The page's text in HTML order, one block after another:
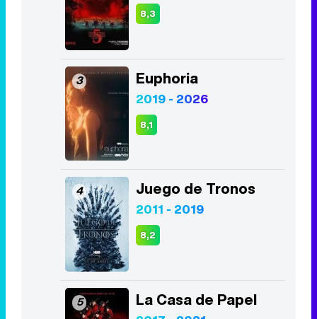
8,3
3 Euphoria
2019 - 2026
8,1
4 Juego de Tronos
2011 - 2019
8,2
5 La Casa de Papel